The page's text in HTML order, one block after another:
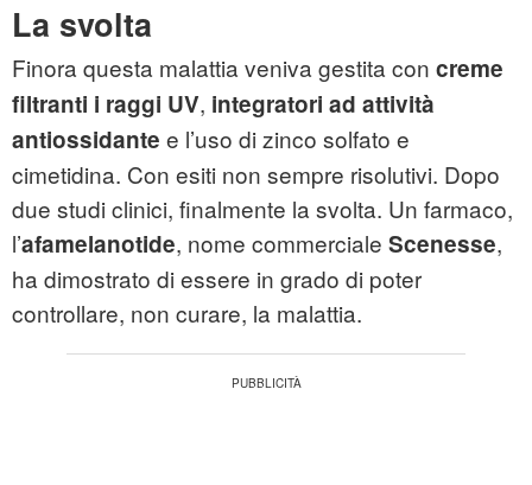
La svolta
Finora questa malattia veniva gestita con creme
filtranti i raggi UV, integratori ad attività
antiossidante e l’uso di zinco solfato e
cimetidina. Con esiti non sempre risolutivi. Dopo
due studi clinici, finalmente la svolta. Un farmaco,
l’afamelanotide, nome commerciale Scenesse,
ha dimostrato di essere in grado di poter
controllare, non curare, la malattia.